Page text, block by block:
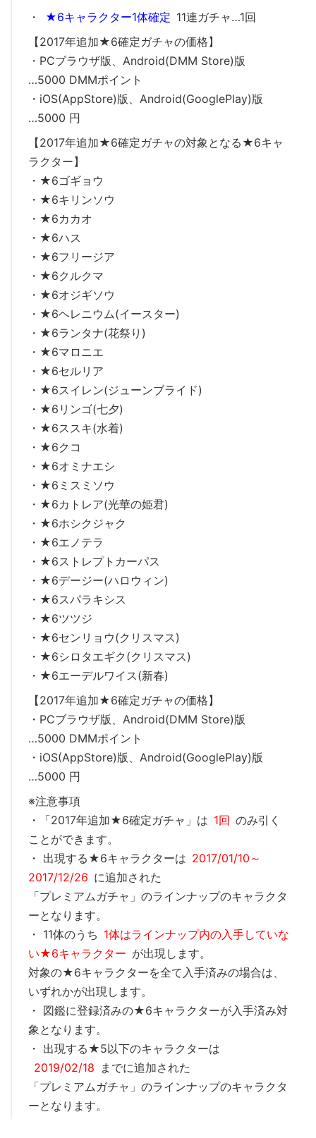
・
★6キャラクター1体確定 11連ガチャ…1回
【2017年追加★6確定ガチャの価格】
・PCブラウザ版、Android(DMM Store)版
…5000 DMMポイント
・iOS(AppStore)版、Android(GooglePlay)版
…5000 円
【2017年追加★6確定ガチャの対象となる★6キャ
ラクター】
・★6ゴギョウ
・★6キリンソウ
・★6カカオ
・★6ハス
・★6フリージア
・★6クルクマ
・★6オジギソウ
・★6ヘレニウム(イースター)
・★6ランタナ(花祭り)
・★6マロニエ
・★6セルリア
・★6スイレン(ジューンブライド)
・★6リンゴ(七夕)
・★6ススキ(水着)
・★6クコ
・★6オミナエシ
・★6ミスミソウ
・★6カトレア(光華の姫君)
・★6ホシクジャク
・★6エノテラ
・★6ストレプトカーパス
・★6デージー(ハロウィン)
・★6スパラキシス
・★6ツツジ
・★6センリョウ(クリスマス)
・★6シロタエギク(クリスマス)
・★6エーデルワイス(新春)
【2017年追加★6確定ガチャの価格】
・PCブラウザ版、Android(DMM Store)版
…5000 DMMポイント
・iOS(AppStore)版、Android(GooglePlay)版
…5000 円
※注意事項
・「2017年追加★6確定ガチャ」は 1回 のみ引く
ことができます。
・ 出現する★6キャラクターは 2017/01/10～
2017/12/26 に追加された
「プレミアムガチャ」のラインナップのキャラクタ
ーとなります。
・ 11体のうち 1体はラインナップ内の入手していな
い★6キャラクター が出現します。
対象の★6キャラクターを全て入手済みの場合は、
いずれかが出現します。
・ 図鑑に登録済みの★6キャラクターが入手済み対
象となります。
・ 出現する★5以下のキャラクターは
2019/02/18 までに追加された
「プレミアムガチャ」のラインナップのキャラクタ
ーとなります。